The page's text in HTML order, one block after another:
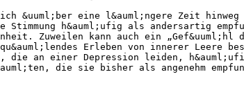
&uuml;ber eine l&auml;ngere Zeit hinweg
h&auml;ufig als andersartig
Zuweilen kann auch ein
Erleben von innerer Leere
die an einer Depression leiden,
die sie bisher als angenehm